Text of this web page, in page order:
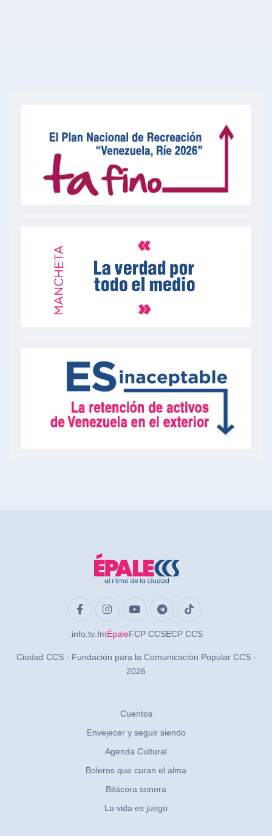
.info .tv .fmÉpaleFCP CCSECP CCS
Ciudad CCS · Fundación para la Comunicación Popular CCS ·
2026
Cuentos
Envejecer y seguir siendo
Agenda Cultural
Boleros que curan el alma
Bitácora sonora
La vida es juego